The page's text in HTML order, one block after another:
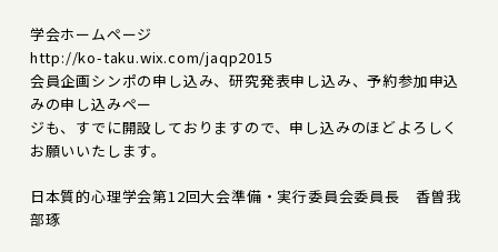
学会ホームページ
http://ko-taku.wix.com/jaqp2015
会員企画シンポの申し込み、研究発表申し込み、予約参加申込
みの申し込みペー
ジも、すでに開設しておりますので、申し込みのほどよろしく
お願いいたします。
日本質的心理学会第12回大会準備・実行委員会委員長 香曽我
部琢